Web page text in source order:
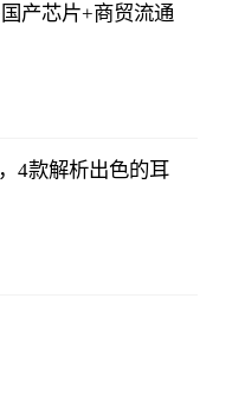
产芯片+商贸流通
4款解析出色的耳